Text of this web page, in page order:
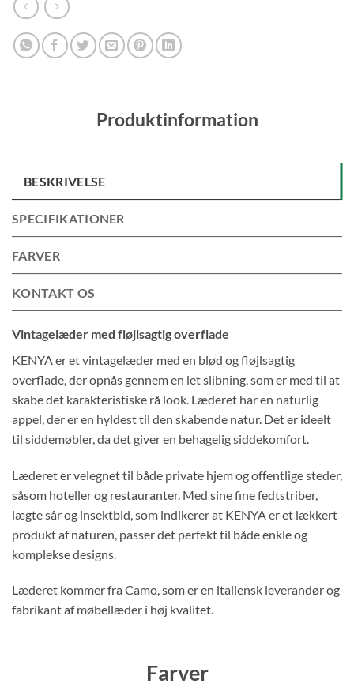
Produktinformation
BESKRIVELSE
SPECIFIKATIONER
FARVER
KONTAKT OS
Vintagelæder med fløjlsagtig overflade
KENYA er et vintagelæder med en blød og fløjlsagtig
overflade, der opnås gennem en let slibning, som er med til at
skabe det karakteristiske rå look. Læderet har en naturlig
appel, der er en hyldest til den skabende natur. Det er ideelt
til siddemøbler, da det giver en behagelig siddekomfort.
Læderet er velegnet til både private hjem og offentlige steder,
såsom hoteller og restauranter. Med sine fine fedtstriber,
lægte sår og insektbid, som indikerer at KENYA er et lækkert
produkt af naturen, passer det perfekt til både enkle og
komplekse designs.
Læderet kommer fra Camo, som er en italiensk leverandør og
fabrikant af møbellæder i høj kvalitet.
Farver